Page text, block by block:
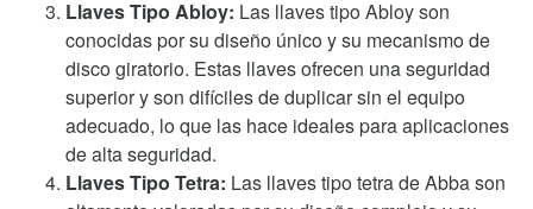
Llaves Tipo Abloy: Las llaves tipo Abloy son
conocidas por su diseño único y su mecanismo de
disco giratorio. Estas llaves ofrecen una seguridad
superior y son difíciles de duplicar sin el equipo
adecuado, lo que las hace ideales para aplicaciones
de alta seguridad.
Llaves Tipo Tetra: Las llaves tipo tetra de Abba son